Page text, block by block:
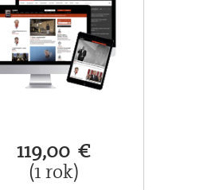
119,00 €
(1 rok)